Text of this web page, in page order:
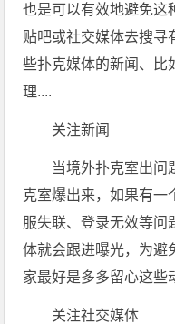
也是可以有效地避免这
贴吧或社交媒体去搜寻
些扑克媒体的新闻、比
理....
关注新闻
当境外扑克室出问
克室爆出来，如果有一
服失联、登录无效等问
体就会跟进曝光，为避
家最好是多多留心这些
关注社交媒体